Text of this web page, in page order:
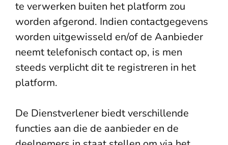
te verwerken buiten het platform zou
worden afgerond. Indien contactgegevens
worden uitgewisseld en/of de Aanbieder
neemt telefonisch contact op, is men
steeds verplicht dit te registreren in het
platform.
De Dienstverlener biedt verschillende
functies aan die de aanbieder en de